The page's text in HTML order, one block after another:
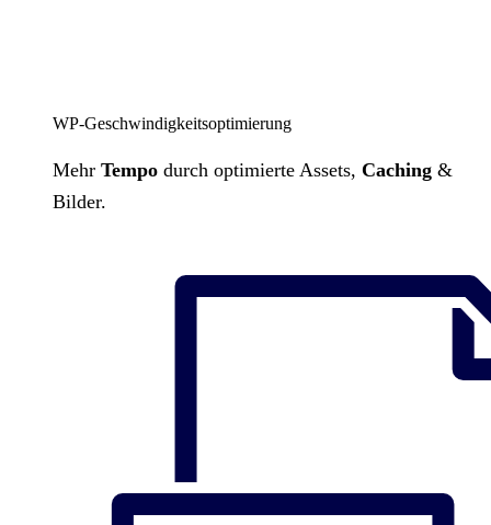
WP-Geschwindigkeitsoptimierung
Mehr Tempo durch optimierte Assets, Caching &
Bilder.